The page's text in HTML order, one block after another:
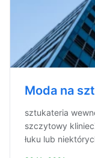
Moda na
sztukateria
szczytowy
łuku lub